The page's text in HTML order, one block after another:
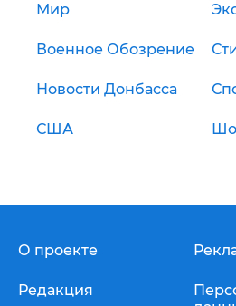
Мир
Военное Обозрение
Новости Донбасса
США
О проекте
Редакция